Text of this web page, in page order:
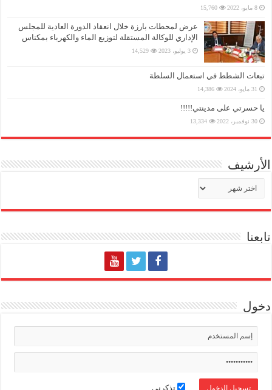
8 مايو، 2022 15,760
عرض لمحطات بارزة خلال انعقاد الدورة العادية للمجلس
الإداري للوكالة المستقلة لتوزيع الماء والكهرباء بمكناس
3 يوليو، 2023 14,529
تبعات الشطط في استعمال السلطة
31 مايو، 2024 14,386
يا حسرتي على مدينتي!!!!!
30 نوفمبر، 2022 13,334
الأرشيف
تابعنا
دخول
تذكرني